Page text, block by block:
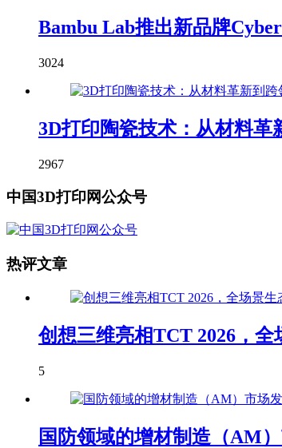
Bambu Lab推出新品牌
3024
3D打印陶瓷技术：从材料革
2967
中国3D打印网公众号
热评文章
创想三维亮相TCT 2026，全
5
国防领域的增材制造（AM